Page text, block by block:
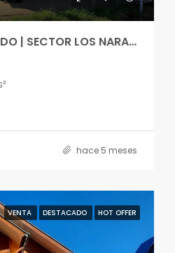
LOS NARANJOS | TEMUCO
hace 5 meses
VENTA DESTACADO HOT OFFER